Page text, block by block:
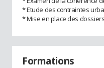
* Etude des contraintes
* Mise en place des
Formations